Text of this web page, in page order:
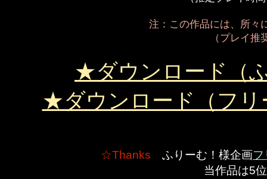
注：この作品には、所々
（プレイ推
★​ダウンロード（
★​ダウンロード（フ
☆Thanks ふりーむ！様企画
当作品は5